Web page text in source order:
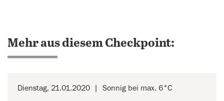
Mehr aus diesem Checkpoint:
Dienstag, 21.01.2020 Sonnig bei max. 6°C